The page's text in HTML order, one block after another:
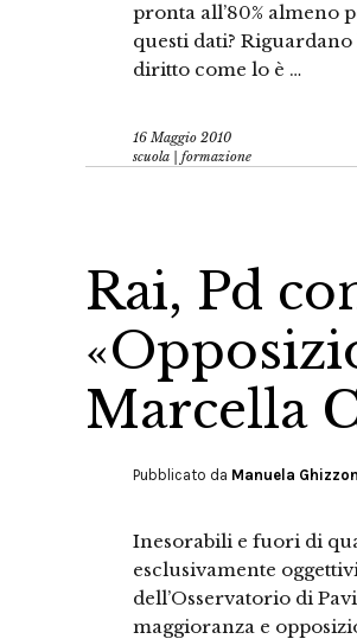
pronta all’80%
questi dati?
diritto come lo è …
16 Maggio 2010
scuola | formazione
Rai, Pd
Marcella
Pubblicato da Manuela
Inesorabili e fuori di
esclusivamente
dell’Osservatorio di
maggioranza e